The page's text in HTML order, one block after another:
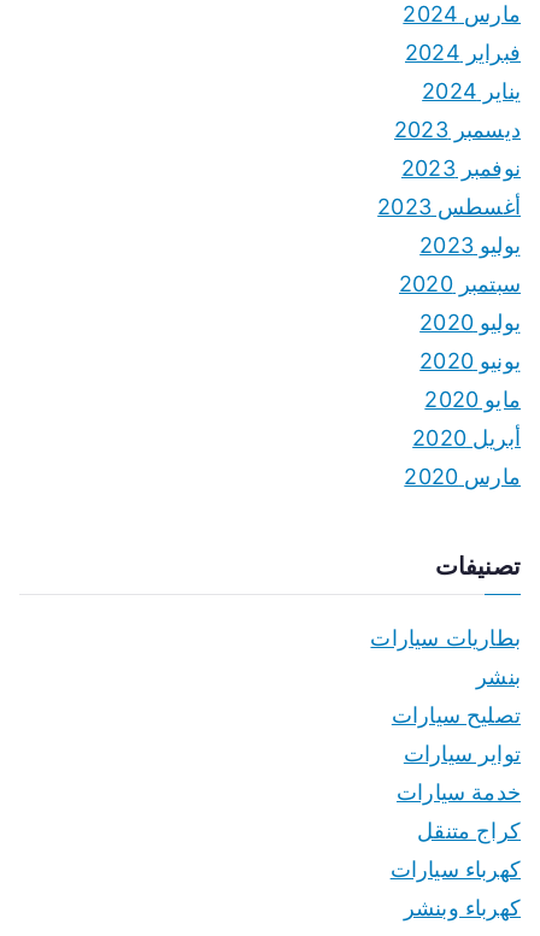
مارس 2024
فبراير 2024
يناير 2024
ديسمبر 2023
نوفمبر 2023
أغسطس 2023
يوليو 2023
سبتمبر 2020
يوليو 2020
يونيو 2020
مايو 2020
أبريل 2020
مارس 2020
تصنيفات
بطاريات سيارات
بنشر
تصليح سيارات
تواير سيارات
خدمة سيارات
كراج متنقل
كهرباء سيارات
كهرباء وبنشر